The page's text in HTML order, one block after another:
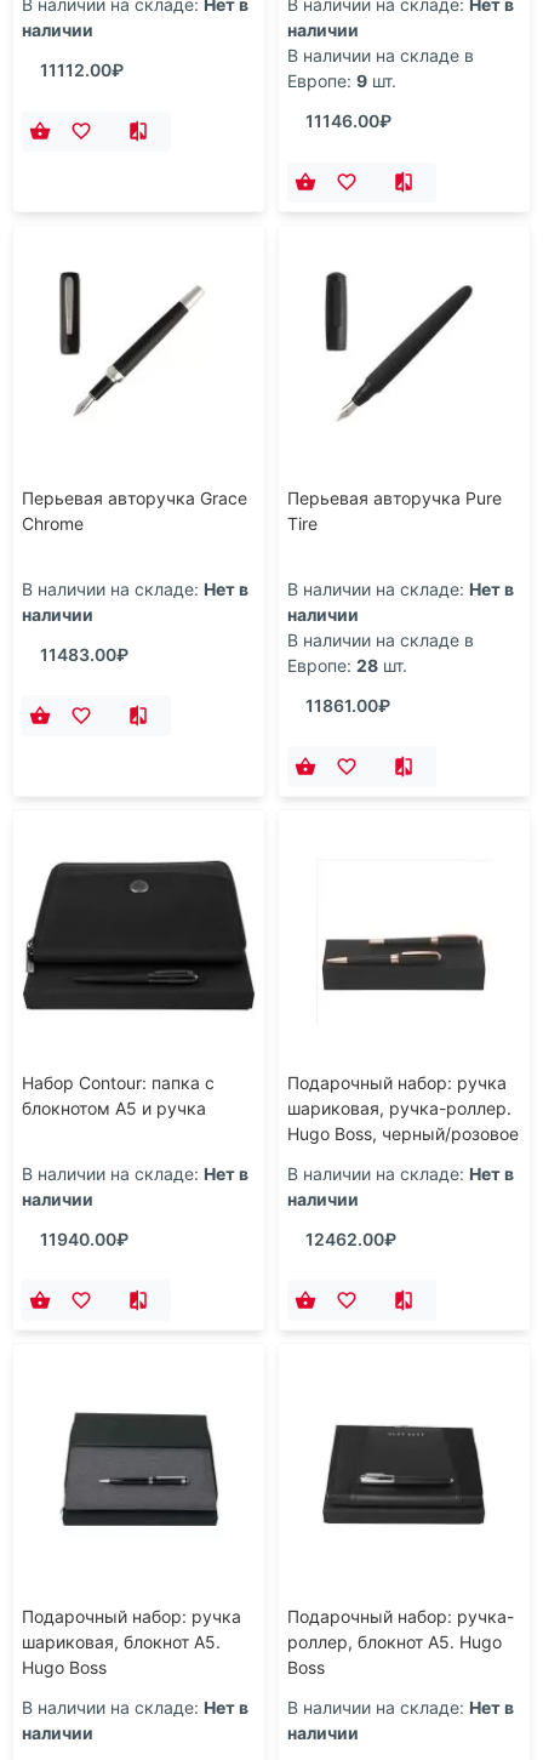
В наличии на складе: Нет в
наличии
11112.00₽
В наличии на складе: Нет в
наличии
В наличии на складе в
Европе: 9 шт.
11146.00₽
Перьевая авторучка Grace
Chrome
В наличии на складе: Нет в
наличии
11483.00₽
Перьевая авторучка Pure
Tire
В наличии на складе: Нет в
наличии
В наличии на складе в
Европе: 28 шт.
11861.00₽
Набор Contour: папка с
блокнотом А5 и ручка
В наличии на складе: Нет в
наличии
11940.00₽
Подарочный набор: ручка
шариковая, ручка-роллер.
Hugo Boss, черный/розовое
В наличии на складе: Нет в
наличии
12462.00₽
Подарочный набор: ручка
шариковая, блокнот А5.
Hugo Boss
В наличии на складе: Нет в
наличии
Подарочный набор: ручка-
роллер, блокнот А5. Hugo
Boss
В наличии на складе: Нет в
наличии